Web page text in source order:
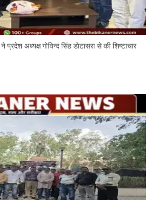
अध्यक्ष गोविन्द सिंह डोटासरा से की शिष्टाचार